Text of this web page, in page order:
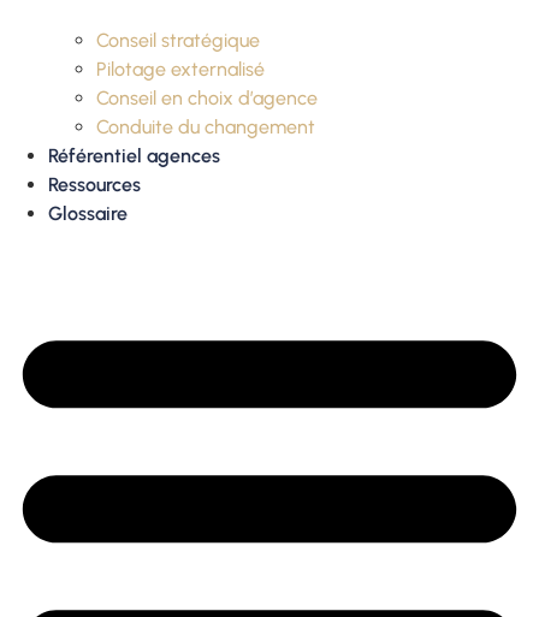
Conseil stratégique
Pilotage externalisé
Conseil en choix d’agence
Conduite du changement
Référentiel agences
Ressources
Glossaire